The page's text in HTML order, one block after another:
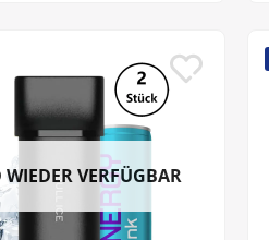
WIEDER VERFÜGBAR